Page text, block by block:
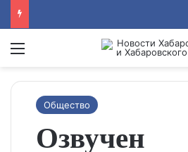
Menu
Общество
Озвучен